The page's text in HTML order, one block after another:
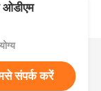
ओडीएम
संपर्क करें